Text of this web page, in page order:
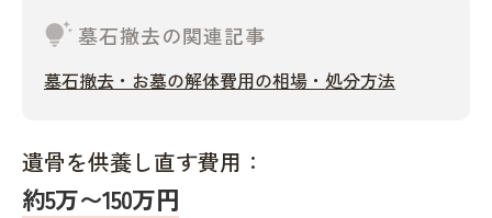
tips_and_updates墓石撤去の関連記事
墓石撤去・お墓の解体費用の相場・処分方法
遺骨を供養し直す費用：
約5万〜150万円